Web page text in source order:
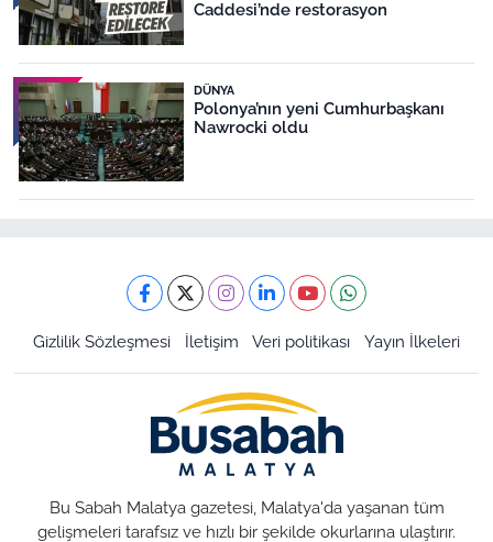
Caddesi’nde restorasyon
DÜNYA
Polonya’nın yeni Cumhurbaşkanı
Nawrocki oldu
Gizlilik Sözleşmesi İletişim Veri politikası Yayın İlkeleri
Bu Sabah Malatya gazetesi, Malatya'da yaşanan tüm
gelişmeleri tarafsız ve hızlı bir şekilde okurlarına ulaştırır.